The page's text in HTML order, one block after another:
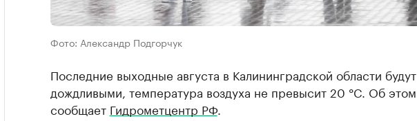
Фото: Александр Подгорчук
Последние выходные августа в Калининградской области будут
дождливыми, температура воздуха не превысит 20 °C. Об этом
сообщает Гидрометцентр РФ.